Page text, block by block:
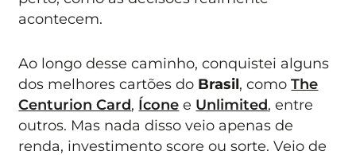
acontecem.
Ao longo desse caminho, conquistei alguns
dos melhores cartões do Brasil, comoThe
Centurion Card, Ícone e Unlimited, entre
outros. Mas nada disso veio apenas de
renda, investimento score ou sorte. Veio de